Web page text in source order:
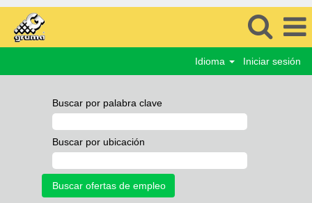
Idioma Iniciar sesión
Buscar por palabra clave
Buscar por ubicación